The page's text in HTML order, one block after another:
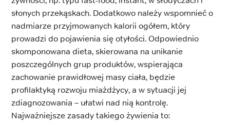
słonych przekąskach. Dodatkowo należy wspomnieć o
nadmiarze przyjmowanych kalorii ogółem, który
prowadzi do pojawienia się otyłości. Odpowiednio
skomponowana dieta, skierowana na unikanie
poszczególnych grup produktów, wspierająca
zachowanie prawidłowej masy ciała, będzie
profilaktyką rozwoju miażdżycy, a w sytuacji jej
zdiagnozowania – ułatwi nad nią kontrolę.
Najważniejsze zasady takiego żywienia to: